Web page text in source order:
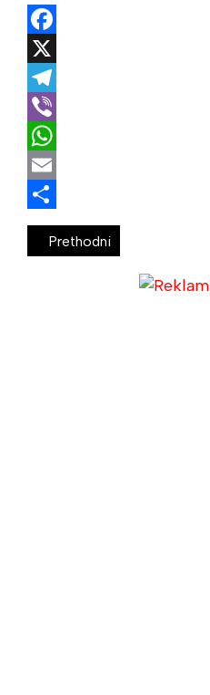
Facebook
X
Telegram
Viber
WhatsApp
Email
Share
Prethodni